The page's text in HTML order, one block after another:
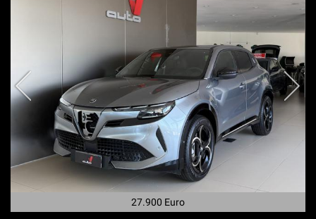
27.900 Euro
impostazioni